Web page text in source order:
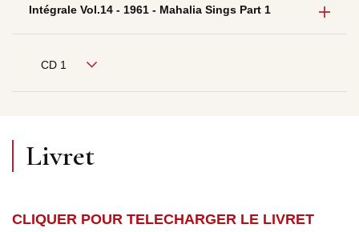
Intégrale Vol.14 - 1961 - Mahalia Sings Part 1
CD 1
Livret
CLIQUER POUR TELECHARGER LE LIVRET